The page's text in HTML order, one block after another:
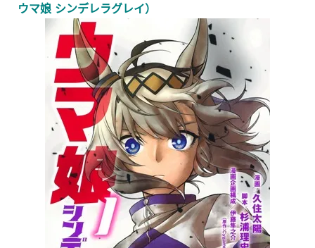
ウマ娘 シンデレラグレイ）